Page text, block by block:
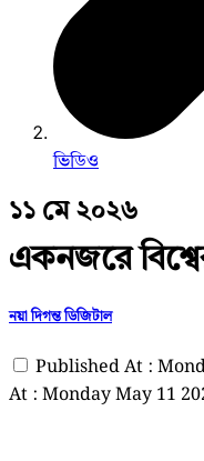
ভিডিও
১১ মে ২০২৬
একনজরে
নয়া দিগন্ত ডিজিটাল
Published At :
At : Monday May 11